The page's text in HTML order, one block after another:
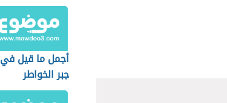
أجمل ما قيل في
جبر الخواطر